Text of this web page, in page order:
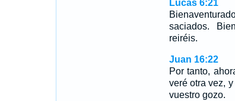
Lucas 6:21
saciados.
reiréis.
Juan 16:22
Por tanto,
veré otra vez,
vuestro gozo.